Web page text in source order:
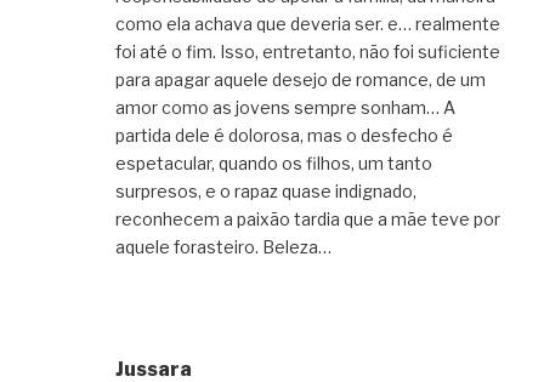
como ela achava que deveria ser. e… realmente
foi até o fim. Isso, entretanto, não foi suficiente
para apagar aquele desejo de romance, de um
amor como as jovens sempre sonham… A
partida dele é dolorosa, mas o desfecho é
espetacular, quando os filhos, um tanto
surpresos, e o rapaz quase indignado,
reconhecem a paixão tardia que a mãe teve por
aquele forasteiro. Beleza…
Jussara